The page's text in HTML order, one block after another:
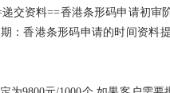
交资料==香港条形码申请初审
：香港条形码申请的时间资料